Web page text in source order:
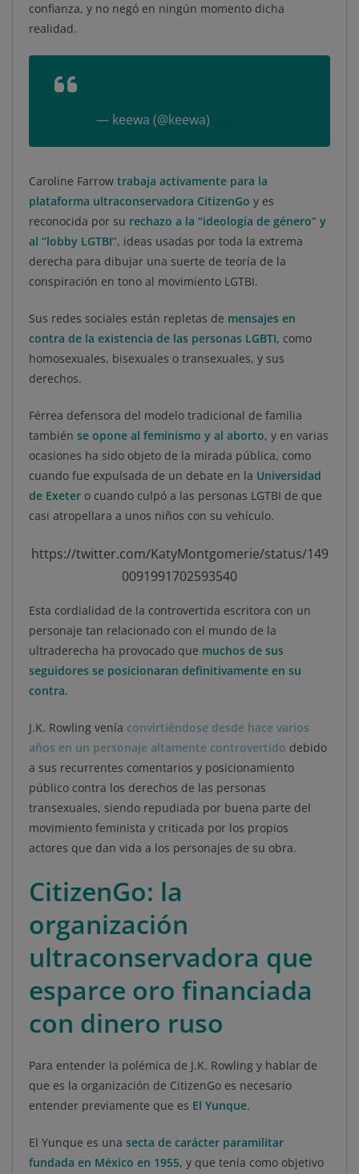
confianza, y no negó en ningún momento dicha
realidad.
— keewa (@keewa)
Caroline Farrow trabaja activamente para la
plataforma ultraconservadora CitizenGo y es
reconocida por su rechazo a la “ideología de género” y
al “lobby LGTBI”, ideas usadas por toda la extrema
derecha para dibujar una suerte de teoría de la
conspiración en tono al movimiento LGTBI.
Sus redes sociales están repletas de mensajes en
contra de la existencia de las personas LGBTI, como
homosexuales, bisexuales o transexuales, y sus
derechos.
Férrea defensora del modelo tradicional de familia
también se opone al feminismo y al aborto, y en varias
ocasiones ha sido objeto de la mirada pública, como
cuando fue expulsada de un debate en la Universidad
de Exeter o cuando culpó a las personas LGTBI de que
casi atropellara a unos niños con su vehículo.
https://twitter.com/KatyMontgomerie/status/149
0091991702593540
Esta cordialidad de la controvertida escritora con un
personaje tan relacionado con el mundo de la
ultraderecha ha provocado que muchos de sus
seguidores se posicionaran definitivamente en su
contra.
J.K. Rowling venía convirtiéndose desde hace varios
años en un personaje altamente controvertido debido
a sus recurrentes comentarios y posicionamiento
público contra los derechos de las personas
transexuales, siendo repudiada por buena parte del
movimiento feminista y criticada por los propios
actores que dan vida a los personajes de su obra.
CitizenGo: la
organización
ultraconservadora que
esparce oro financiada
con dinero ruso
Para entender la polémica de J.K. Rowling y hablar de
que es la organización de CitizenGo es necesario
entender previamente que es El Yunque.
El Yunque es una secta de carácter paramilitar
fundada en México en 1955, y que tenía como objetivo